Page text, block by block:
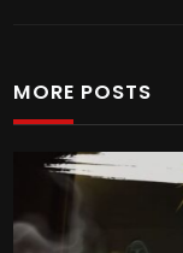
MORE POSTS